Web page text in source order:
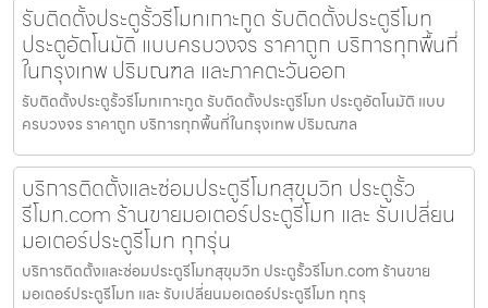
รับติดตั้งประตูรั้วรีโมทเกาะกูด รับติดตั้งประตูรีโมท
ประตูอัตโนมัติ แบบครบวงจร ราคาถูก บริการทุกพื้นที่
ในกรุงเทพ ปริมณฑล และภาคตะวันออก
รับติดตั้งประตูรั้วรีโมทเกาะกูด รับติดตั้งประตูรีโมท ประตูอัตโนมัติ แบบ
ครบวงจร ราคาถูก บริการทุกพื้นที่ในกรุงเทพ ปริมณฑล
บริการติดตั้งและซ่อมประตูรีโมทสุขุมวิท ประตูรั้ว
รีโมท.com ร้านขายมอเตอร์ประตูรีโมท และ รับเปลี่ยน
มอเตอร์ประตูรีโมท ทุกรุ่น
บริการติดตั้งและซ่อมประตูรีโมทสุขุมวิท ประตูรั้วรีโมท.com ร้านขาย
มอเตอร์ประตูรีโมท และ รับเปลี่ยนมอเตอร์ประตูรีโมท ทุกรุ